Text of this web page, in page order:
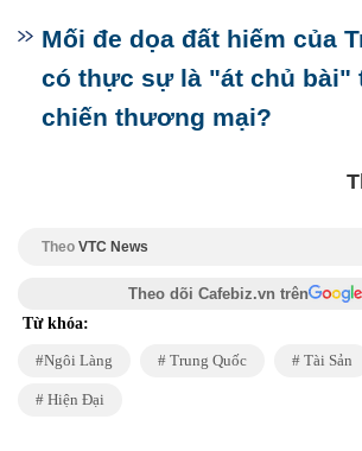
Mối đe dọa đất hiếm của
có thực sự là "át chủ bài"
chiến thương mại?
Theo VTC News
Theo dõi Cafebiz.vn trên
Từ khóa:
Ngôi Làng Trung Quốc Tài Sản
Hiện Đại